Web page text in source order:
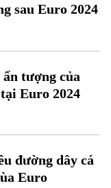
sau Euro 2024
ấn tượng của
Euro 2024
đường dây cá
Euro